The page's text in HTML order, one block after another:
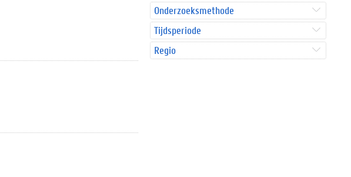
Onderzoeksmethode
Tijdsperiode
Regio